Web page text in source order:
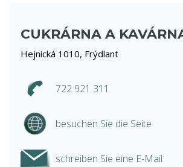
CUKRÁRNA A
Hejnická 1010, Frýdlant
722 921 311
besuchen Sie die Seite
schreiben Sie eine E-Mail